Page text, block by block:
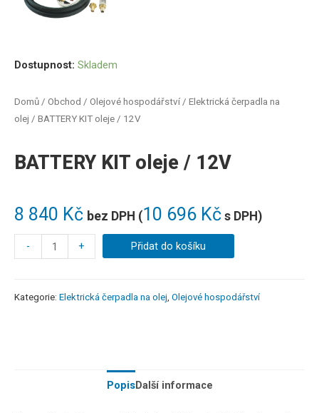
Domů / Obchod / Olejové hospodářství / Elektrická čerpadla na
olej / BATTERY KIT oleje / 12V
BATTERY KIT oleje / 12V
8 840 Kč bez DPH (10 696 Kč s DPH)
Dostupnost: Skladem
- + Přidat do košíku
Kategorie: Elektrická čerpadla na olej Olejové hospodářství
PopisDalší informace